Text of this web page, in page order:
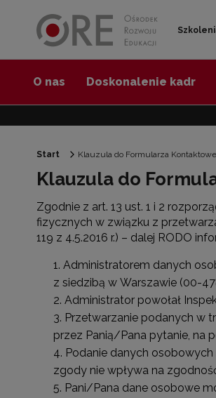
O nas Doskonalenie kadr
Start Klauzula do Formularza
Klauzula do
Zgodnie z art. 13 ust. 1 i 2
fizycznych w związku z
119 z 4.5.2016 r.) – dalej RODO
Administratorem danych
z siedzibą w Warszawie (00-
Administrator powołał
Przetwarzanie podanych w
przez Panią/Pana pytanie, na
Podanie danych
zgody nie wpływa na
Pani/Pana dane osobowe